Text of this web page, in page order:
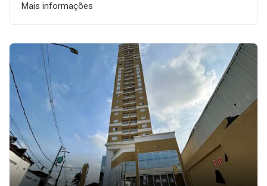
Mais informações